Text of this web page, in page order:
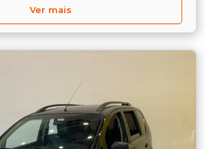
Ver mais